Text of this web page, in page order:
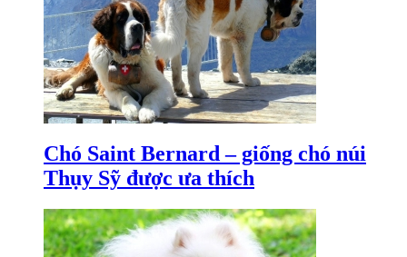
Chó Saint Bernard – giống chó núi
Thụy Sỹ được ưa thích